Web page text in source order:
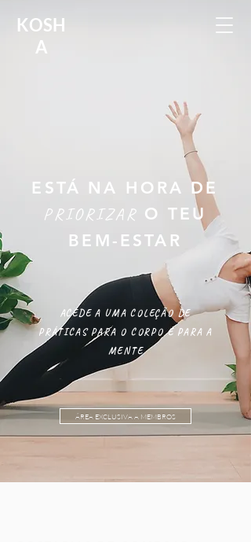
KOSH
A
ESTÁ NA HORA DE
PRIORIZAR O TEU
BEM-ESTAR
ACEDE A UMA COLEÇÃO DE
PRÁTICAS PARA O CORPO E PARA A
MENTE
ÁREA EXCLUSIVA A MEMBROS